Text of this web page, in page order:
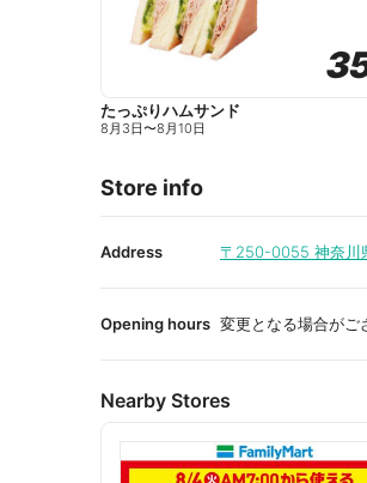
たっぷりハムサンド
8月3日〜8月10日
Store info
Address 〒250-0055 神奈川
Opening hours 変更となる場合がご
Nearby Stores